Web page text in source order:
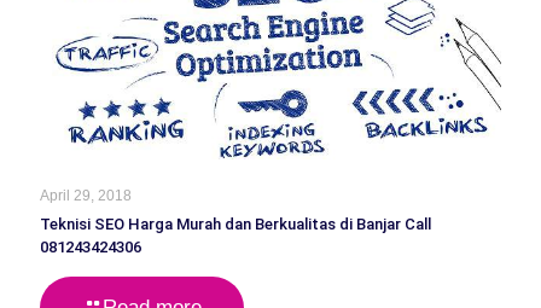
April 29, 2018
Teknisi SEO Harga Murah dan Berkualitas di Banjar Call
081243424306